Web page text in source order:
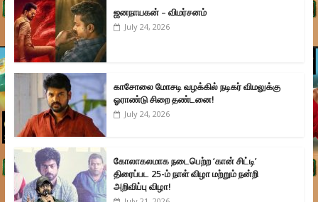
ஜனநாயகன் – விமர்சனம்
July 24, 2026
காசோலை மோசடி வழக்கில் நடிகர் விமலுக்கு
ஓராண்டு சிறை தண்டனை!
July 24, 2026
கோலாகலமாக நடைபெற்ற ‘கான் சிட்டி’
திரைப்பட 25-ம் நாள் விழா மற்றும் நன்றி
அறிவிப்பு விழா!